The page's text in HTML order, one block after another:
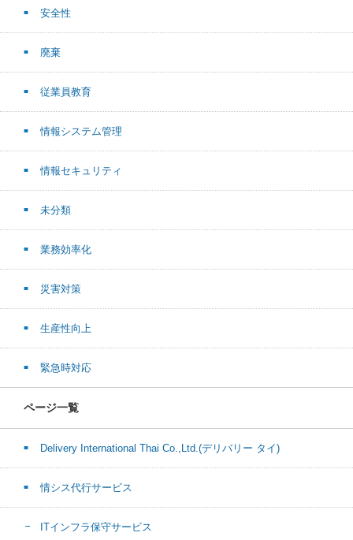
安全性
廃棄
従業員教育
情報システム管理
情報セキュリティ
未分類
業務効率化
災害対策
生産性向上
緊急時対応
ページ一覧
Delivery International Thai Co.,Ltd.(デリバリー タイ)
情シス代行サービス
ITインフラ保守サービス